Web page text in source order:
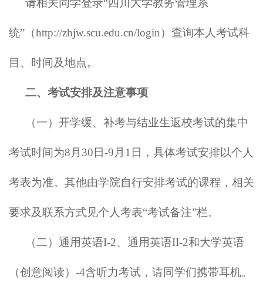
请相关同学登录“四川大学教务管理系
统”（http://zhjw.scu.edu.cn/login）查询本人考试科
目、时间及地点。
二、考试安排及注意事项
（一）开学缓、补考与结业生返校考试的集中
考试时间为8 月 30 日-9 月1日，具体考试安排以个人
考表为准。其他由学院自行安排考试的课程，相关
要求及联系方式见个人考表“考试备注”栏。
（二）通用英语I-2、通用英语II-2和大学英语
（创意阅读）-4含听力考试，请同学们携带耳机。